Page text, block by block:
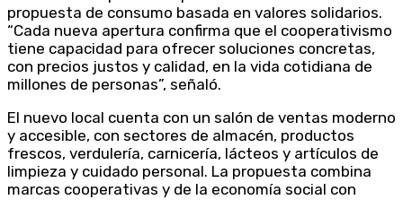
propuesta de consumo basada en valores solidarios.
“Cada nueva apertura confirma que el cooperativismo
tiene capacidad para ofrecer soluciones concretas,
con precios justos y calidad, en la vida cotidiana de
millones de personas”, señaló.
El nuevo local cuenta con un salón de ventas moderno
y accesible, con sectores de almacén, productos
frescos, verdulería, carnicería, lácteos y artículos de
limpieza y cuidado personal. La propuesta combina
marcas cooperativas y de la economía social con